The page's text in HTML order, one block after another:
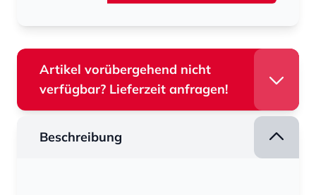
Artikel vorübergehend nicht
verfügbar? Lieferzeit anfragen!
Beschreibung